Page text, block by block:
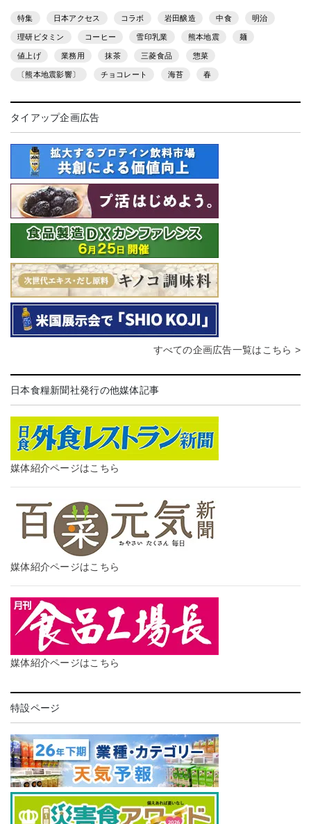
特集 日本アクセス コラボ 岩田醸造 中食 明治
理研ビタミン コーヒー 雪印乳業 熊本地震 麺
値上げ 業務用 抹茶 三菱食品 惣菜
〔熊本地震影響〕 チョコレート 海苔 春
タイアップ企画広告
すべての企画広告一覧はこちら >
日本食糧新聞社発行の他媒体記事
媒体紹介ページはこちら
媒体紹介ページはこちら
媒体紹介ページはこちら
特設ページ